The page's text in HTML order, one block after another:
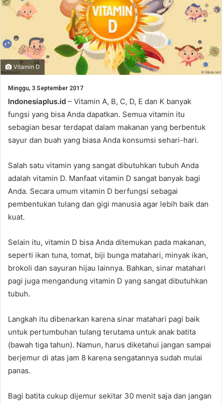
Vitamin D
Minggu, 3 September 2017
Indonesiaplus.id – Vitamin A, B, C, D, E dan K banyak
fungsi yang bisa Anda dapatkan. Semua vitamin itu
sebagian besar terdapat dalam makanan yang berbentuk
sayur dan buah yang biasa Anda konsumsi sehari-hari.
Salah satu vitamin yang sangat dibutuhkan tubuh Anda
adalah vitamin D. Manfaat vitamin D sangat banyak bagi
Anda. Secara umum vitamin D berfungsi sebagai
pembentukan tulang dan gigi manusia agar lebih baik dan
kuat.
Selain itu, vitamin D bisa Anda ditemukan pada makanan,
seperti ikan tuna, tomat, biji bunga matahari, minyak ikan,
brokoli dan sayuran hijau lainnya. Bahkan, sinar matahari
pagi juga mengandung vitamin D yang sangat dibutuhkan
tubuh.
Langkah itu dibenarkan karena sinar matahari pagi baik
untuk pertumbuhan tulang terutama untuk anak batita
(bawah tiga tahun). Namun, harus diketahui jangan sampai
berjemur di atas jam 8 karena sengatannya sudah mulai
panas.
Bagi batita cukup dijemur sekitar 30 menit saja dan jangan